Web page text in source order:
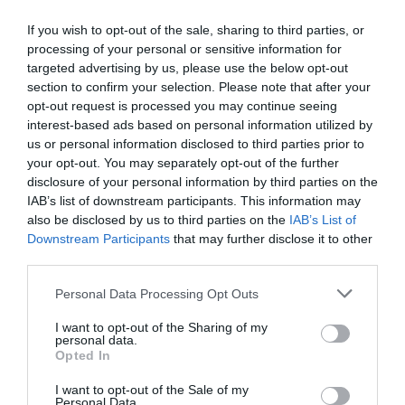
If you wish to opt-out of the sale, sharing to third parties, or
processing of your personal or sensitive information for
targeted advertising by us, please use the below opt-out
section to confirm your selection. Please note that after your
opt-out request is processed you may continue seeing
interest-based ads based on personal information utilized by
us or personal information disclosed to third parties prior to
your opt-out. You may separately opt-out of the further
disclosure of your personal information by third parties on the
IAB’s list of downstream participants. This information may
also be disclosed by us to third parties on the IAB’s List of
Downstream Participants that may further disclose it to other
Personal Data Processing Opt Outs
I want to opt-out of the Sharing of my
personal data.
Opted In
I want to opt-out of the Sale of my
cuando empezó a reflexionar sobre en qué
momento se encontraba el feminismo y cómo
estaba evolucionando. El título de su libro nace
aquí.. Cómo también de su firme voluntad de
incluir los hombres y hacerlos sentir identificados
con su discurso en clave de género. Así pues:
Atrapados.
Todo ello, desde la transversalidad, la diversidad y
religiosos y no religiosos, ricos y pobres, jóvenes y
mayores... Y decir muy fuerte: Yo también soy
feminista!". "No me gusta la polarización o
poder abrazar todas y todos. El feminismo es en